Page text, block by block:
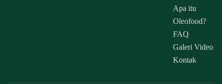
Apa itu
Oleofood?
FAQ
Galeri Video
Kontak